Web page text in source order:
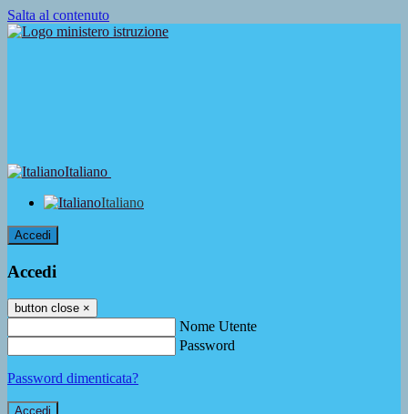
Salta al contenuto
Italiano
Italiano
Accedi
Accedi
button close ×
Nome Utente
Password
Password dimenticata?